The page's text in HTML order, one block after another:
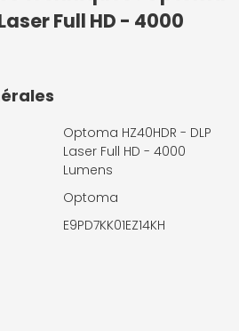
Full HD - 4000
Optoma HZ40HDR - DLP
Laser Full HD - 4000
Lumens
Optoma
E9PD7KK01EZ14KH